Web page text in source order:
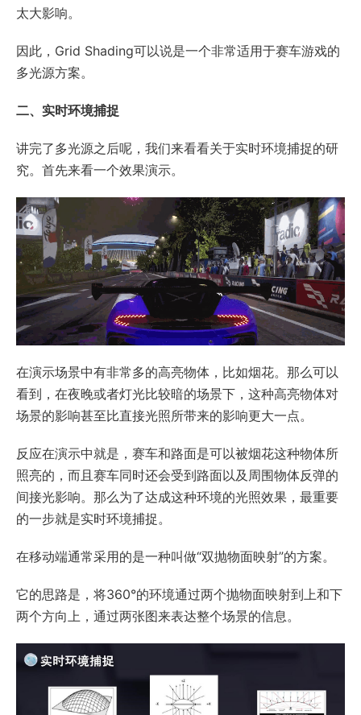
太大影响。
因此，Grid Shading可以说是一个非常适用于赛车游戏的
多光源方案。
二、实时环境捕捉
讲完了多光源之后呢，我们来看看关于实时环境捕捉的研
究。首先来看一个效果演示。
在演示场景中有非常多的高亮物体，比如烟花。那么可以
看到，在夜晚或者灯光比较暗的场景下，这种高亮物体对
场景的影响甚至比直接光照所带来的影响更大一点。
反应在演示中就是，赛车和路面是可以被烟花这种物体所
照亮的，而且赛车同时还会受到路面以及周围物体反弹的
间接光影响。那么为了达成这种环境的光照效果，最重要
的一步就是实时环境捕捉。
在移动端通常采用的是一种叫做“双抛物面映射”的方案。
它的思路是，将360°的环境通过两个抛物面映射到上和下
两个方向上，通过两张图来表达整个场景的信息。